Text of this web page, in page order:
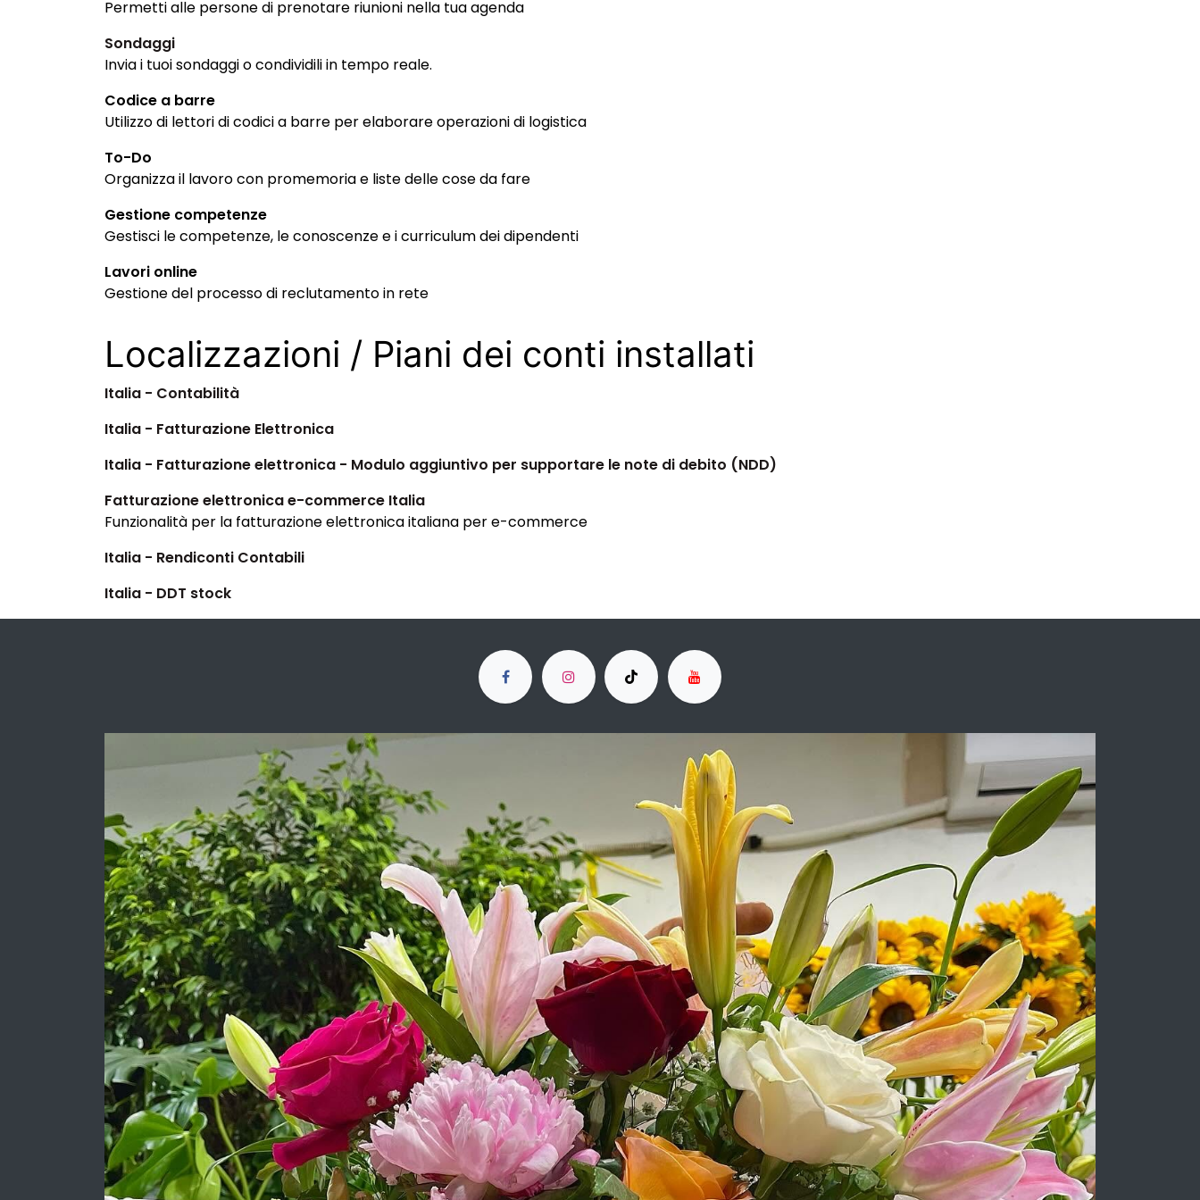
Permetti alle persone di prenotare riunioni nella tua agenda
Sondaggi
Invia i tuoi sondaggi o condividili in tempo reale.
Codice a barre
Utilizzo di lettori di codici a barre per elaborare operazioni di logistica
To-Do
Organizza il lavoro con promemoria e liste delle cose da fare
Gestione competenze
Gestisci le competenze, le conoscenze e i curriculum dei dipendenti
Lavori online
Gestione del processo di reclutamento in rete
Localizzazioni / Piani dei conti installati
Italia - Contabilità
Italia - Fatturazione Elettronica
Italia - Fatturazione elettronica - Modulo aggiuntivo per supportare le note di debito (NDD)
Fatturazione elettronica e-commerce Italia
Funzionalità per la fatturazione elettronica italiana per e-commerce
Italia - Rendiconti Contabili
Italia - DDT stock